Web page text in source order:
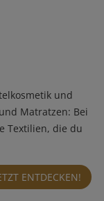
und
Matratzen: Bei
Textilien, die du
ENTDECKEN!